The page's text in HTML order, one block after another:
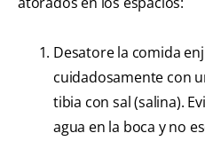
Desatore la comida
cuidadosamente con
tibia con sal (salina).
agua en la boca y no